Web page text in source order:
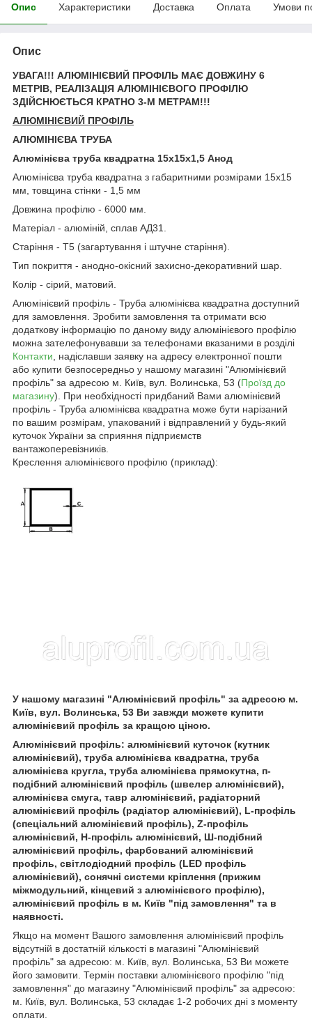
Опис Характеристики Доставка Оплата Умови
Опис
УВАГА!!! АЛЮМІНІЄВИЙ ПРОФІЛЬ МАЄ ДОВЖИНУ 6
МЕТРІВ, РЕАЛІЗАЦІЯ АЛЮМІНІЄВОГО ПРОФІЛЮ
ЗДІЙСНЮЄТЬСЯ КРАТНО 3-М МЕТРАМ!!!
АЛЮМІНІЄВИЙ ПРОФІЛЬ
АЛЮМІНІЄВА ТРУБА
Алюмінієва труба квадратна 15х15х1,5 Анод
Алюмінієва труба квадратна з габаритними розмірами 15х15
мм, товщина стінки - 1,5 мм
Довжина профілю - 6000 мм.
Матеріал - алюміній, сплав АД31.
Старіння - Т5 (загартування і штучне старіння).
Тип покриття - анодно-окісний захисно-декоративний шар.
Колір - сірий, матовий.
Алюмінієвий профіль - Труба алюмінієва квадратна доступний
для замовлення. Зробити замовлення та отримати всю
додаткову інформацію по даному виду алюмінієвого профілю
можна зателефонувавши за телефонами вказаними в розділі
Контакти , надіславши заявку на адресу електронної пошти
або купити безпосередньо у нашому магазині "Алюмінієвий
профіль" за адресою м. Київ, вул. Волинська, 53 (Проїзд до
магазину). При необхідності придбаний Вами алюмінієвий
профіль - Труба алюмінієва квадратна може бути нарізаний
по вашим розмірам, упакований і відправлений у будь-який
куточок України за сприяння підприємств
вантажоперевізників.
Креслення алюмінієвого профілю (приклад):
У нашому магазині "Алюмінієвий профіль" за адресою м.
Київ, вул. Волинська, 53 Ви завжди можете купити
алюмінієвий профіль за кращою ціною.
Алюмінієвий профіль: алюмінієвий куточок (кутник
алюмінієвий), труба алюмінієва квадратна, труба
алюмінієва кругла, труба алюмінієва прямокутна, п-
подібний алюмінієвий профіль (швелер алюмінієвий),
алюмінієва смуга, тавр алюмінієвий, радіаторний
алюмінієвий профіль (радіатор алюмінієвий), L-профіль
(спеціальний алюмінієвий профіль), Z-профіль
алюмінієвий, H-профіль алюмінієвий, Ш-подібний
алюмінієвий профіль, фарбований алюмінієвий
профіль, світлодіодний профіль (LED профіль
алюмінієвий), сонячні системи кріплення (прижим
міжмодульний, кінцевий з алюмінієвого профілю),
алюмінієвий профіль в м. Київ "під замовлення" та в
наявності.
Якщо на момент Вашого замовлення алюмінієвий профіль
відсутній в достатній кількості в магазині "Алюмінієвий
профіль" за адресою: м. Київ, вул. Волинська, 53 Ви можете
його замовити. Термін поставки алюмінієвого профілю "під
замовлення" до магазину "Алюмінієвий профіль" за адресою:
м. Київ, вул. Волинська, 53 складає 1-2 робочих дні з моменту
оплати.